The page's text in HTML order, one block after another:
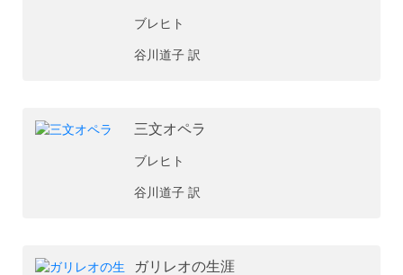
ブレヒト
谷川道子 訳
三文オペラ
ブレヒト
谷川道子 訳
ガリレオの生涯